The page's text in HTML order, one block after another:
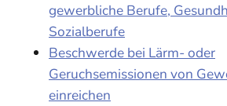
gewerbliche Berufe,
Sozialberufe
Beschwerde bei Lärm- oder
Geruchsemissionen von
einreichen